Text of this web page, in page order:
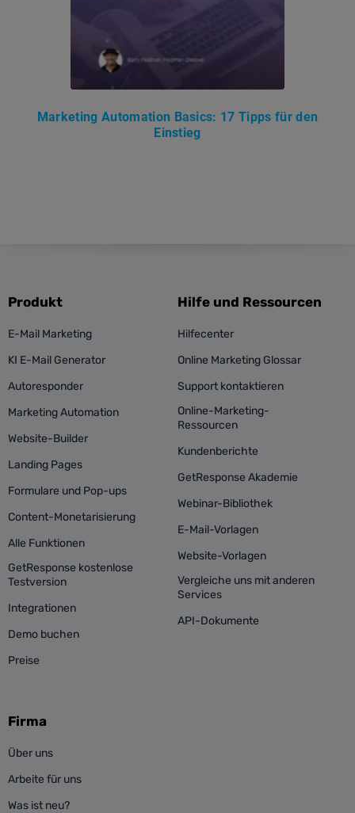
Marketing Automation Basics: 17 Tipps für den
Einstieg
Produkt
E-Mail Marketing
KI E-Mail Generator
Autoresponder
Marketing Automation
Website-Builder
Landing Pages
Formulare und Pop-ups
Content-Monetarisierung
Alle Funktionen
GetResponse kostenlose
Testversion
Integrationen
Demo buchen
Preise
Hilfe und Ressourcen
Hilfecenter
Online Marketing Glossar
Support kontaktieren
Online-Marketing-
Ressourcen
Kundenberichte
GetResponse Akademie
Webinar-Bibliothek
E-Mail-Vorlagen
Website-Vorlagen
Vergleiche uns mit anderen
Services
API-Dokumente
Firma
Über uns
Arbeite für uns
Was ist neu?